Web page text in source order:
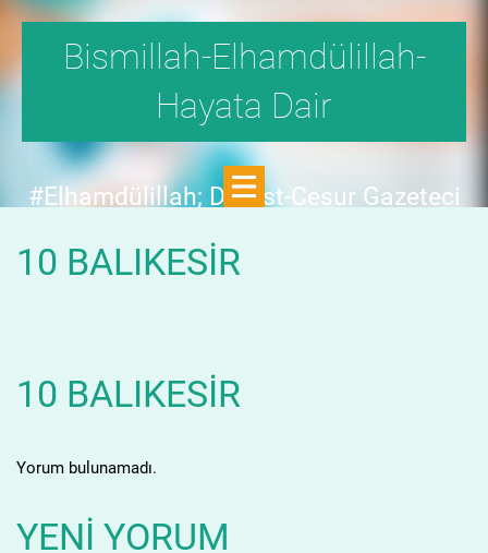
Bismillah-Elhamdülillah-
Hayata Dair
#Elhamdülillah; Dürüst-Cesur Gazeteci
Dergisi,fetö tehlikesini SAYFA SAYFA
10 BALIKESİR
10 BALIKESİR
Yorum bulunamadı.
YENI YORUM